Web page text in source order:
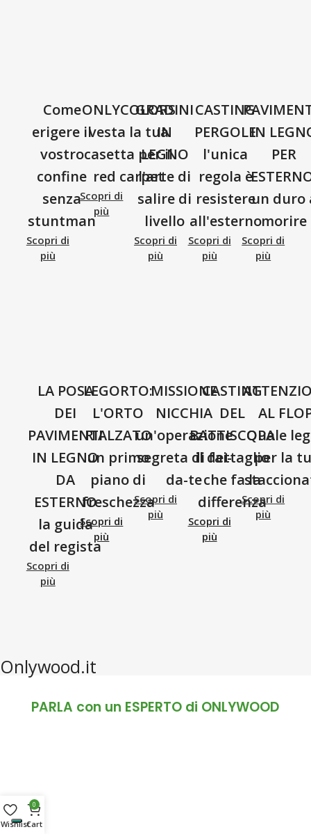
Come
erigere il
vostro
confine
senza
stuntman
Scopri di
più
ONLYCOLORS
vesta la tua
casetta per il
red carpet
Scopri di
più
GRADINI
IN
LEGNO
l'arte di
salire di
livello
Scopri di
più
CASTING
PERGOLE
l'unica
regola è
resistere
all'esterno
Scopri di
più
IN
PER
un duro
morire
Scopri di
più
LA POSA
DEI
PAVIMENTI
IN LEGNO
DA
ESTERNO
la guida
del regista
Scopri di
più
LEGORTO:
L'ORTO
RIALZATO
un primo
piano di
freschezza
Scopri di
più
MISSIONE
NICCHIA
un'operazione
segreta di fai-
da-te
Scopri di
più
CASTING
DEL
BATTISCOPA
il dettaglio
che fa la
differenza
Scopri di
più
AL
Quale
per la
Scopri di
più
Onlywood.it
PARLA con un ESPERTO di ONLYWOOD
Wishlist
0
Cart